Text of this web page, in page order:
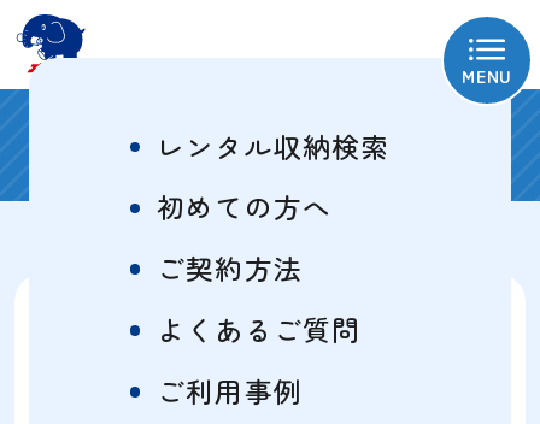
MENU
レンタル収納検索
初めての方へ
ご契約方法
よくあるご質問
ご利用事例
ご利用事例
以前使っていた生活用品の保管